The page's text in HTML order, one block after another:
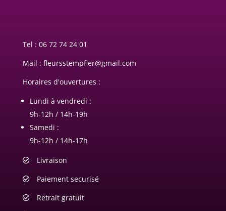
Tel : 06 72 74 24 01
Mail : fleursstempfler@gmail.com
Horaires d'ouvertures :
Lundi à vendredi :
9h-12h / 14h-19h
Samedi :
9h-12h / 14h-17h
Livraison
Paiement securisé
Retrait gratuit